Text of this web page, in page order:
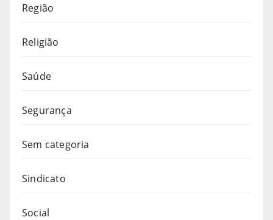
Região
Religião
Saúde
Segurança
Sem categoria
Sindicato
Social